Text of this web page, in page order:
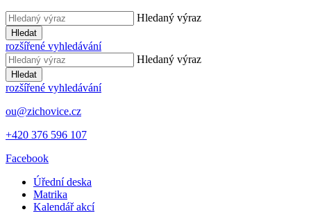
Hledaný výraz
Hledat
rozšířené vyhledávání
Hledaný výraz
Hledat
rozšířené vyhledávání
ou@zichovice.cz
+420 ​​376 596 107
Facebook
Úřední deska
Matrika
Kalendář akcí